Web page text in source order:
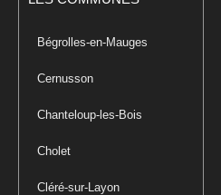
Bégrolles-en-Mauges
Cernusson
Chanteloup-les-Bois
Cholet
Cléré-sur-Layon